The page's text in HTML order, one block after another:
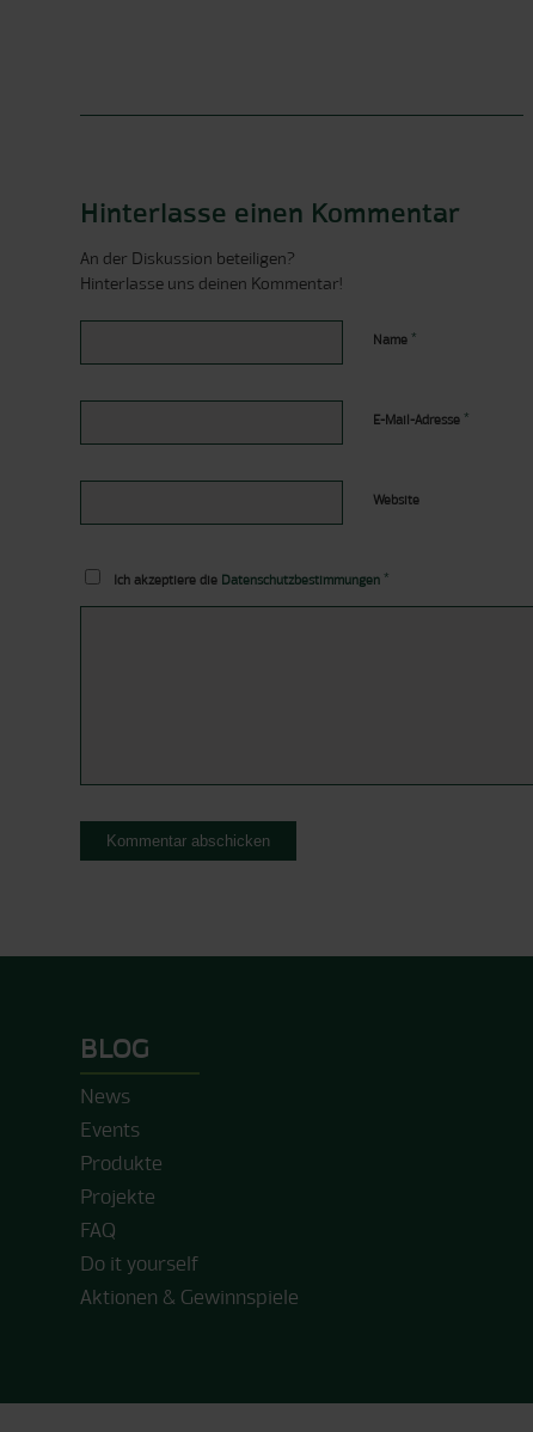
Hinterlasse einen Kommentar
An der Diskussion beteiligen?
Hinterlasse uns deinen Kommentar!
Name *
E-Mail-Adresse *
Website
Ich akzeptiere die Datenschutzbestimmungen *
BLOG
News
Events
Produkte
Projekte
FAQ
Do it yourself
Aktionen & Gewinnspiele